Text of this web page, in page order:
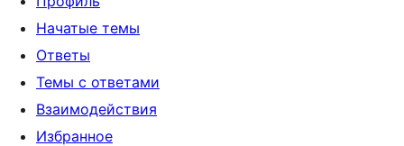
Начатые темы
Ответы
Темы с ответами
Взаимодействия
Избранное